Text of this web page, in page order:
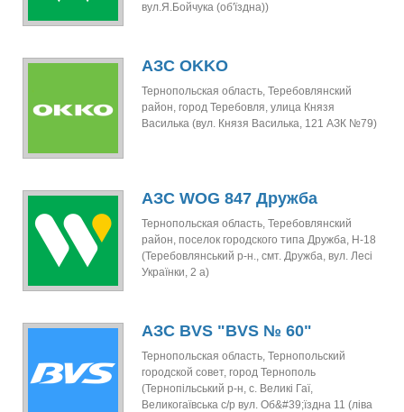
вул.Я.Бойчука (об'їздна))
АЗС OKKO
Тернопольская область, Теребовлянский
район, город Теребовля, улица Князя
Василька (вул. Князя Василька, 121 АЗК №79)
АЗС WOG 847 Дружба
Тернопольская область, Теребовлянский
район, поселок городского типа Дружба, Н-18
(Теребовлянський р-н., смт. Дружба, вул. Лесі
Українки, 2 а)
АЗС BVS "BVS № 60"
Тернопольская область, Тернопольский
городской совет, город Тернополь
(Тернопільський р-н, с. Великі Гаї,
Великогаївська с/р вул. Об&#39;їздна 11 (ліва